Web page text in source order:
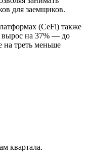
для заемщиков.
(CeFi) также
вырос на 37% — до
на треть меньше
квартала.